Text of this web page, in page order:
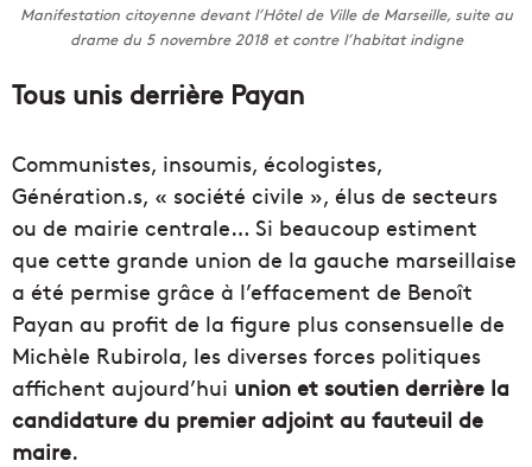
Manifestation citoyenne devant l’Hôtel de Ville de Marseille, suite au
drame du 5 novembre 2018 et contre l’habitat indigne
Tous unis derrière Payan
Communistes, insoumis, écologistes,
Génération.s, « société civile », élus de secteurs
ou de mairie centrale… Si beaucoup estiment
que cette grande union de la gauche marseillaise
a été permise grâce à l’effacement de Benoît
Payan au profit de la figure plus consensuelle de
Michèle Rubirola, les diverses forces politiques
affichent aujourd’hui union et soutien derrière la
candidature du premier adjoint au fauteuil de
maire.